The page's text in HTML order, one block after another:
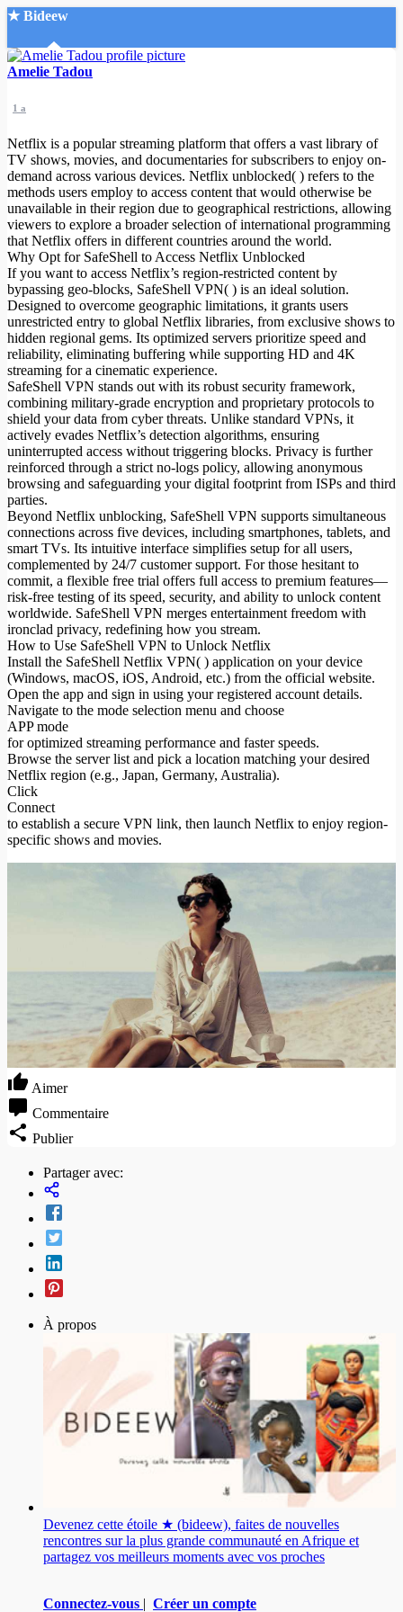
★ Bideew
Accueil
Recherche Avancée
Mon compte
Connexion
Créer un compte
Mode nuit
Amelie Tadou
1 a
Netflix is a popular streaming platform that offers a vast library of
TV shows, movies, and documentaries for subscribers to enjoy on-
demand across various devices. Netflix unblocked( ) refers to the
methods users employ to access content that would otherwise be
unavailable in their region due to geographical restrictions, allowing
viewers to explore a broader selection of international programming
that Netflix offers in different countries around the world.
Why Opt for SafeShell to Access Netflix Unblocked
If you want to access Netflix’s region-restricted content by
bypassing geo-blocks, SafeShell VPN( ) is an ideal solution.
Designed to overcome geographic limitations, it grants users
unrestricted entry to global Netflix libraries, from exclusive shows to
hidden regional gems. Its optimized servers prioritize speed and
reliability, eliminating buffering while supporting HD and 4K
streaming for a cinematic experience.
SafeShell VPN stands out with its robust security framework,
combining military-grade encryption and proprietary protocols to
shield your data from cyber threats. Unlike standard VPNs, it
actively evades Netflix’s detection algorithms, ensuring
uninterrupted access without triggering blocks. Privacy is further
reinforced through a strict no-logs policy, allowing anonymous
browsing and safeguarding your digital footprint from ISPs and third
parties.
Beyond Netflix unblocking, SafeShell VPN supports simultaneous
connections across five devices, including smartphones, tablets, and
smart TVs. Its intuitive interface simplifies setup for all users,
complemented by 24/7 customer support. For those hesitant to
commit, a flexible free trial offers full access to premium features—
risk-free testing of its speed, security, and ability to unlock content
worldwide. SafeShell VPN merges entertainment freedom with
ironclad privacy, redefining how you stream.
How to Use SafeShell VPN to Unlock Netflix
Install the SafeShell Netflix VPN( ) application on your device
(Windows, macOS, iOS, Android, etc.) from the official website.
Open the app and sign in using your registered account details.
Navigate to the mode selection menu and choose
APP mode
for optimized streaming performance and faster speeds.
Browse the server list and pick a location matching your desired
Netflix region (e.g., Japan, Germany, Australia).
Click
Connect
to establish a secure VPN link, then launch Netflix to enjoy region-
specific shows and movies.
Aimer
Commentaire
Publier
Partager avec:
À propos
Devenez cette étoile ★ (bideew), faites de nouvelles
rencontres sur la plus grande communauté en Afrique et
partagez vos meilleurs moments avec vos proches
Connectez-vous Créer un compte